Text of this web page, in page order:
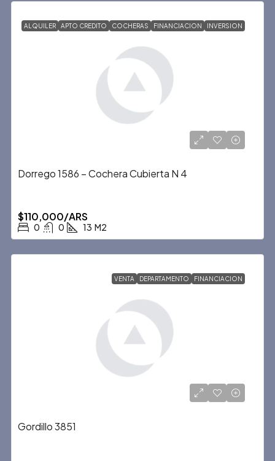
ALQUILER APTO CREDITO COCHERAS FINANCIACION INVERSION
Dorrego 1586 – Cochera Cubierta N 4
$110,000/ARS
0 0 13 M2
VENTA DEPARTAMENTO FINANCIACION
Gordillo 3851